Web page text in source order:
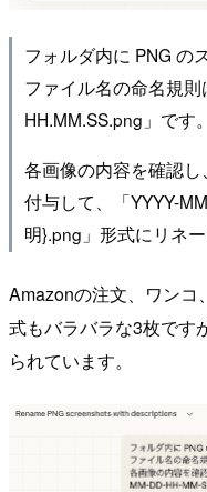
フォルダ内に PNG の
ファイル名の命名規則
HH.MM.SS.png」です。
各画像の内容を確認
付与して、「YYYY-
明}.png」形式にリネー
Amazonの注文、ワンコ
式もバラバラな3枚です
られています。